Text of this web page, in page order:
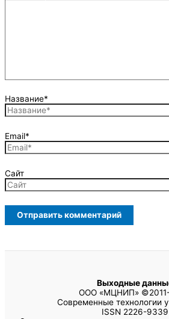
Название*
Email*
Сайт
Выходные
ООО «МЦНИП»
Современные технологии
ISSN 2226-9339